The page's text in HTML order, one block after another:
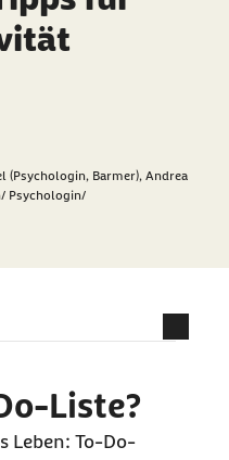
(Psychologin, Barmer), Andrea
Psychologin/
Liste richtig?
Liste?
Leben: To-Do-